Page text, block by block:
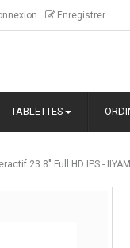
Enregistrer
TABLETTES
23.8" Full HD IPS -